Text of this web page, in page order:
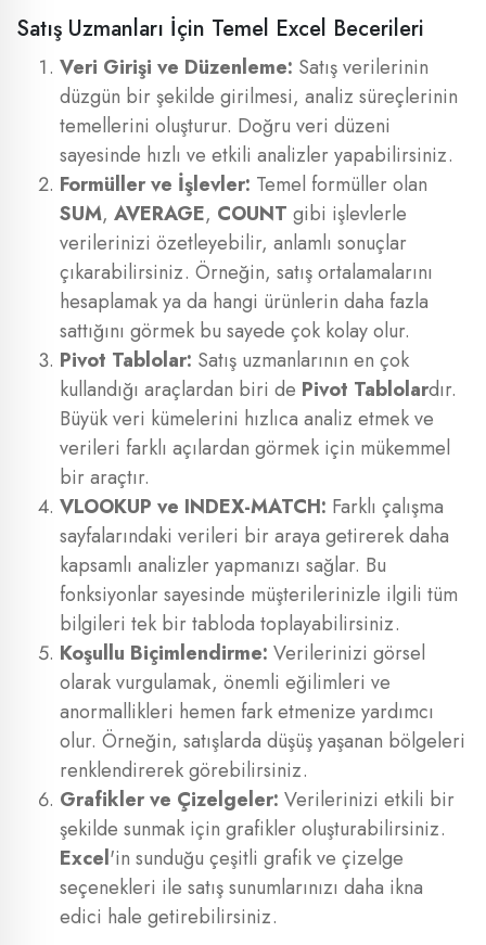
Satış Uzmanları İçin Temel Excel Becerileri
Veri Girişi ve Düzenleme: Satış verilerinin
düzgün bir şekilde girilmesi, analiz süreçlerinin
temellerini oluşturur. Doğru veri düzeni
sayesinde hızlı ve etkili analizler yapabilirsiniz.
Formüller ve İşlevler: Temel formüller olan
SUM, AVERAGE, COUNT gibi işlevlerle
verilerinizi özetleyebilir, anlamlı sonuçlar
çıkarabilirsiniz. Örneğin, satış ortalamalarını
hesaplamak ya da hangi ürünlerin daha fazla
sattığını görmek bu sayede çok kolay olur.
Pivot Tablolar: Satış uzmanlarının en çok
kullandığı araçlardan biri de Pivot Tablolardır.
Büyük veri kümelerini hızlıca analiz etmek ve
verileri farklı açılardan görmek için mükemmel
bir araçtır.
VLOOKUP ve INDEX-MATCH: Farklı çalışma
sayfalarındaki verileri bir araya getirerek daha
kapsamlı analizler yapmanızı sağlar. Bu
fonksiyonlar sayesinde müşterilerinizle ilgili tüm
bilgileri tek bir tabloda toplayabilirsiniz.
Koşullu Biçimlendirme: Verilerinizi görsel
olarak vurgulamak, önemli eğilimleri ve
anormallikleri hemen fark etmenize yardımcı
olur. Örneğin, satışlarda düşüş yaşanan bölgeleri
renklendirerek görebilirsiniz.
Grafikler ve Çizelgeler: Verilerinizi etkili bir
şekilde sunmak için grafikler oluşturabilirsiniz.
Excel'in sunduğu çeşitli grafik ve çizelge
seçenekleri ile satış sunumlarınızı daha ikna
edici hale getirebilirsiniz.